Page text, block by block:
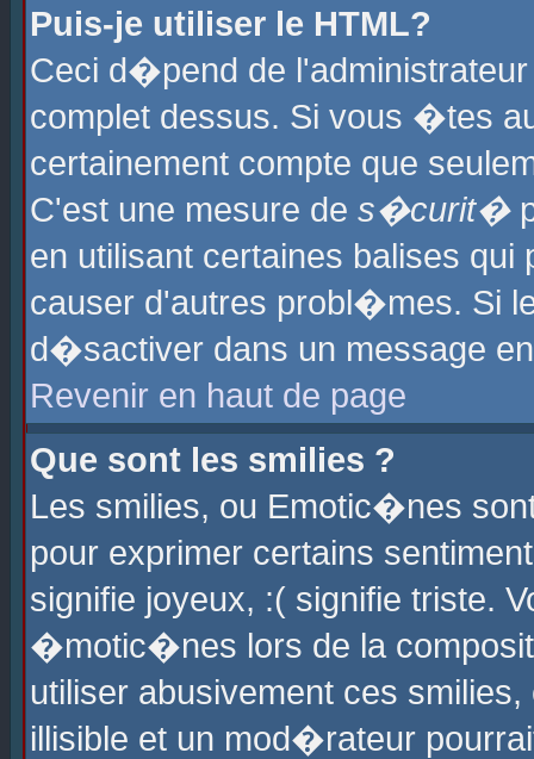
Puis-je utiliser le HTML?
Ceci d�pend de
complet dessus. Si vous �tes
certainement compte que
C'est une mesure de s�curit�
en utilisant certaines balises
causer d'autres probl�mes. Si
d�sactiver dans un message
Revenir en haut de page
Que sont les smilies ?
Les smilies, ou Emotic�nes
pour exprimer certains
signifie joyeux, :( signifie triste.
�motic�nes lors de la
utiliser abusivement ces
illisible et un mod�rateur